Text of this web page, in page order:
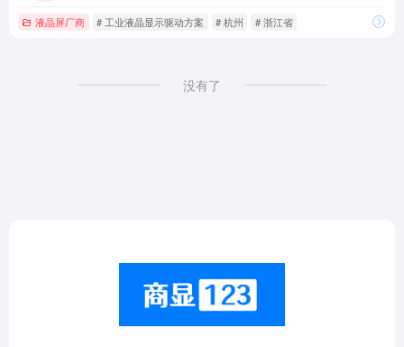
液晶屏厂商 # 工业液晶显示驱动方案 # 杭州 # 浙江省
没有了